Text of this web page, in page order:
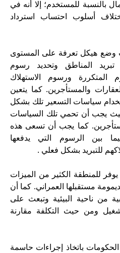
بالنسبة للمستخدم؛ إلا أنه في
أسلوب احتساب استرداد
وضع هيكل تعرفة على المستوى
المناطق وتحديد رسوم
المتكررة ورسوم الاستهلاك
والمستأجرين. كما يتعين
سياسات التسعير تلك بشكل
يجب أن تحمي تلك السياسات
كما يجب أن تسعى هذه
بين الرسوم التي يدفعها
للتبريد بشكل فعلي .
للمنطقة الكثير من الميزات
مستقبلها العمراني. كما أن
من ناحية البيئية وتبعث على
ومن حيث التكلفة مقارنة
باتخاذ إجراءات حاسمة